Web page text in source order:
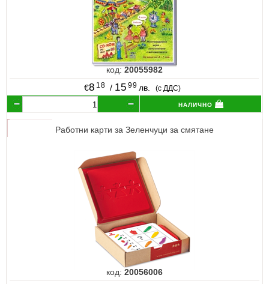
код:20055982
€8 18 / 15 99 лв. (с ДДС)
налично
Работни карти за Зеленчуци за смятане
код: 20056006